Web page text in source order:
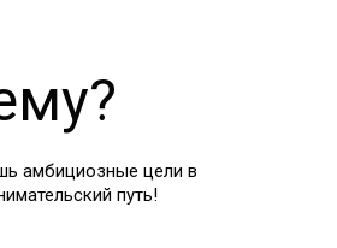
амбициозные цели в
путь!